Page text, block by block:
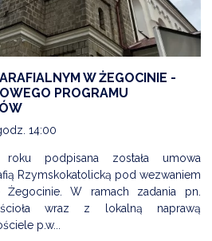
W ŻEGOCINIE -
PROGRAMU
14:00
podpisana została umowa
Rzymskokatolicką pod wezwaniem
Żegocinie. W ramach zadania pn.
wraz z lokalną naprawą
p.w...